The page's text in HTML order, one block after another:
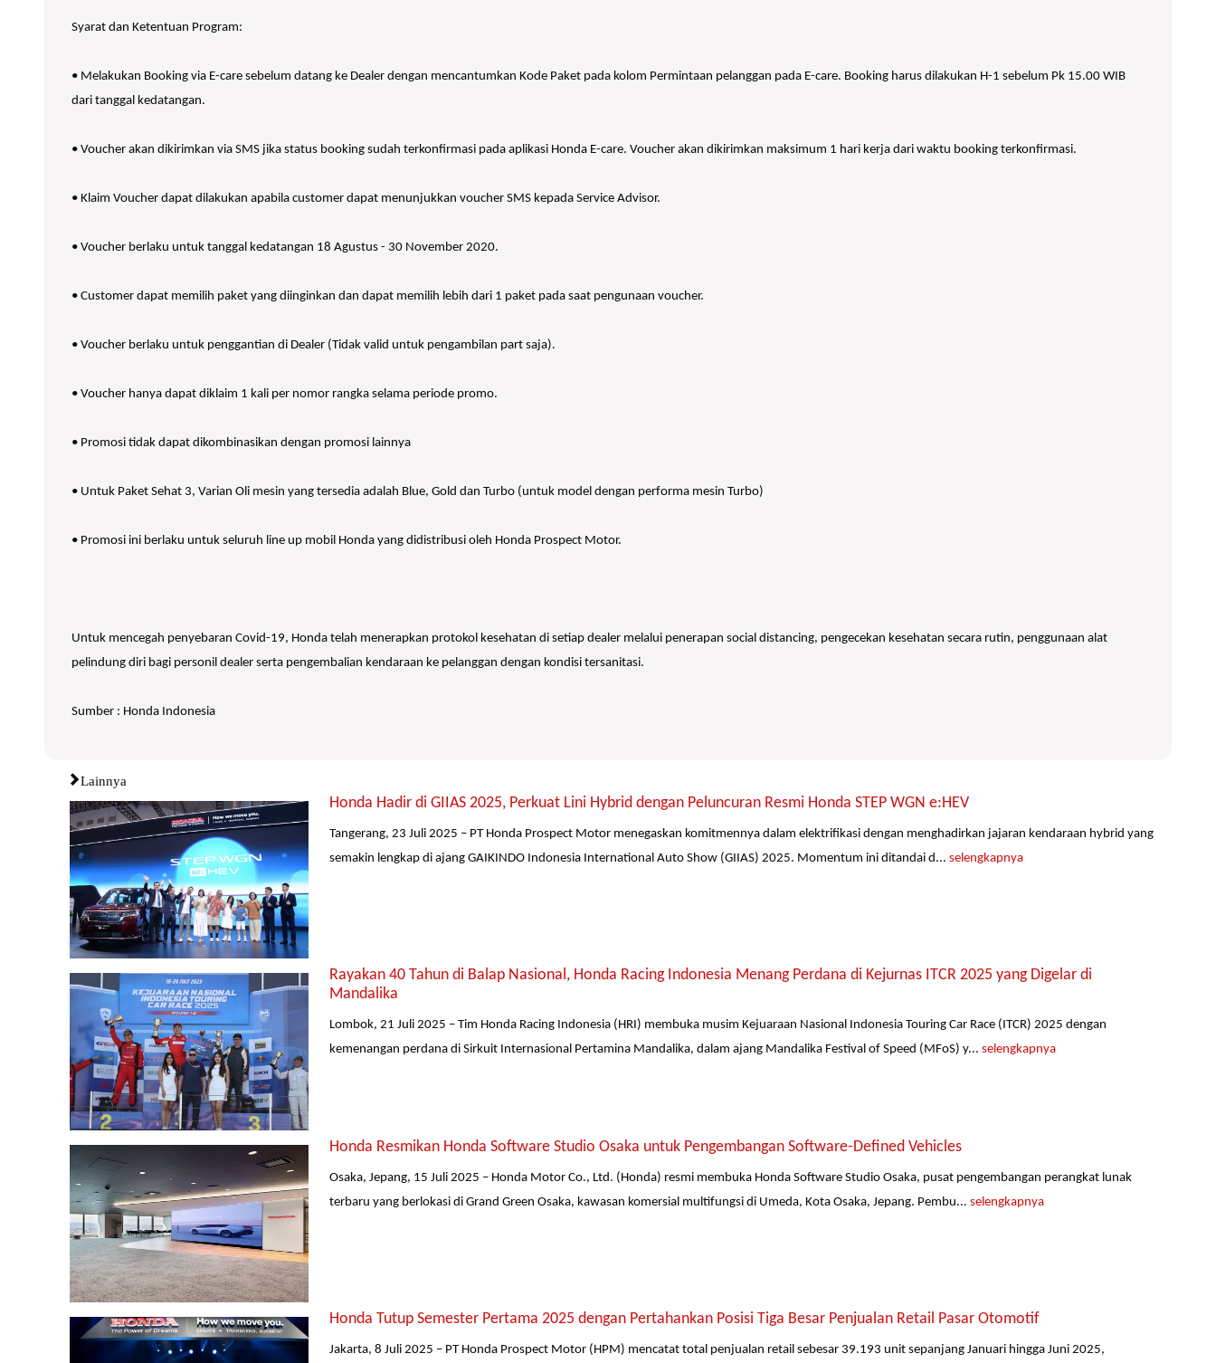
Syarat dan Ketentuan Program:
• Melakukan Booking via E-care sebelum datang ke Dealer dengan mencantumkan Kode Paket pada kolom Permintaan pelanggan pada E-care. Booking harus dilakukan H-1 sebelum Pk 15.00 WIB
dari tanggal kedatangan.
• Voucher akan dikirimkan via SMS jika status booking sudah terkonfirmasi pada aplikasi Honda E-care. Voucher akan dikirimkan maksimum 1 hari kerja dari waktu booking terkonfirmasi.
• Klaim Voucher dapat dilakukan apabila customer dapat menunjukkan voucher SMS kepada Service Advisor.
• Voucher berlaku untuk tanggal kedatangan 18 Agustus - 30 November 2020.
• Customer dapat memilih paket yang diinginkan dan dapat memilih lebih dari 1 paket pada saat pengunaan voucher.
• Voucher berlaku untuk penggantian di Dealer (Tidak valid untuk pengambilan part saja).
• Voucher hanya dapat diklaim 1 kali per nomor rangka selama periode promo.
• Promosi tidak dapat dikombinasikan dengan promosi lainnya
• Untuk Paket Sehat 3, Varian Oli mesin yang tersedia adalah Blue, Gold dan Turbo (untuk model dengan performa mesin Turbo)
• Promosi ini berlaku untuk seluruh line up mobil Honda yang didistribusi oleh Honda Prospect Motor.
Untuk mencegah penyebaran Covid-19, Honda telah menerapkan protokol kesehatan di setiap dealer melalui penerapan social distancing, pengecekan kesehatan secara rutin, penggunaan alat
pelindung diri bagi personil dealer serta pengembalian kendaraan ke pelanggan dengan kondisi tersanitasi.
Sumber : Honda Indonesia
Lainnya
Honda Hadir di GIIAS 2025, Perkuat Lini Hybrid dengan Peluncuran Resmi Honda STEP WGN e:HEV
Tangerang, 23 Juli 2025 – PT Honda Prospect Motor menegaskan komitmennya dalam elektrifikasi dengan menghadirkan jajaran kendaraan hybrid yang
semakin lengkap di ajang GAIKINDO Indonesia International Auto Show (GIIAS) 2025. Momentum ini ditandai d... selengkapnya
Rayakan 40 Tahun di Balap Nasional, Honda Racing Indonesia Menang Perdana di Kejurnas ITCR 2025 yang Digelar di
Mandalika
Lombok, 21 Juli 2025 – Tim Honda Racing Indonesia (HRI) membuka musim Kejuaraan Nasional Indonesia Touring Car Race (ITCR) 2025 dengan
kemenangan perdana di Sirkuit Internasional Pertamina Mandalika, dalam ajang Mandalika Festival of Speed (MFoS) y... selengkapnya
Honda Resmikan Honda Software Studio Osaka untuk Pengembangan Software-Defined Vehicles
Osaka, Jepang, 15 Juli 2025 – Honda Motor Co., Ltd. (Honda) resmi membuka Honda Software Studio Osaka, pusat pengembangan perangkat lunak
terbaru yang berlokasi di Grand Green Osaka, kawasan komersial multifungsi di Umeda, Kota Osaka, Jepang. Pembu... selengkapnya
Honda Tutup Semester Pertama 2025 dengan Pertahankan Posisi Tiga Besar Penjualan Retail Pasar Otomotif
Jakarta, 8 Juli 2025 – PT Honda Prospect Motor (HPM) mencatat total penjualan retail sebesar 39.193 unit sepanjang Januari hingga Juni 2025,